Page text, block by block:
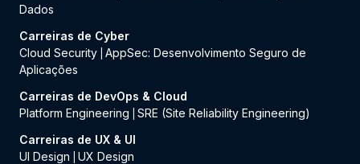
Dados
Carreiras de Cyber
Cloud Security AppSec: Desenvolvimento Seguro de
Aplicações
Carreiras de DevOps & Cloud
Platform Engineering
SRE (Site Reliability Engineering)
Carreiras de UX & UI
UI Design
UX Design